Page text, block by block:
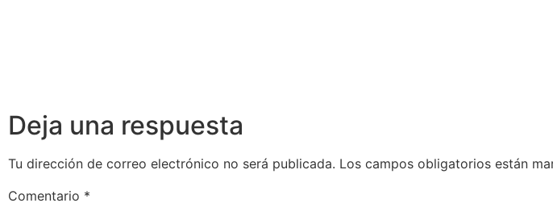
Deja una respuesta
Tu dirección de correo electrónico no será publicada. Los campos obligatorios están
Comentario *